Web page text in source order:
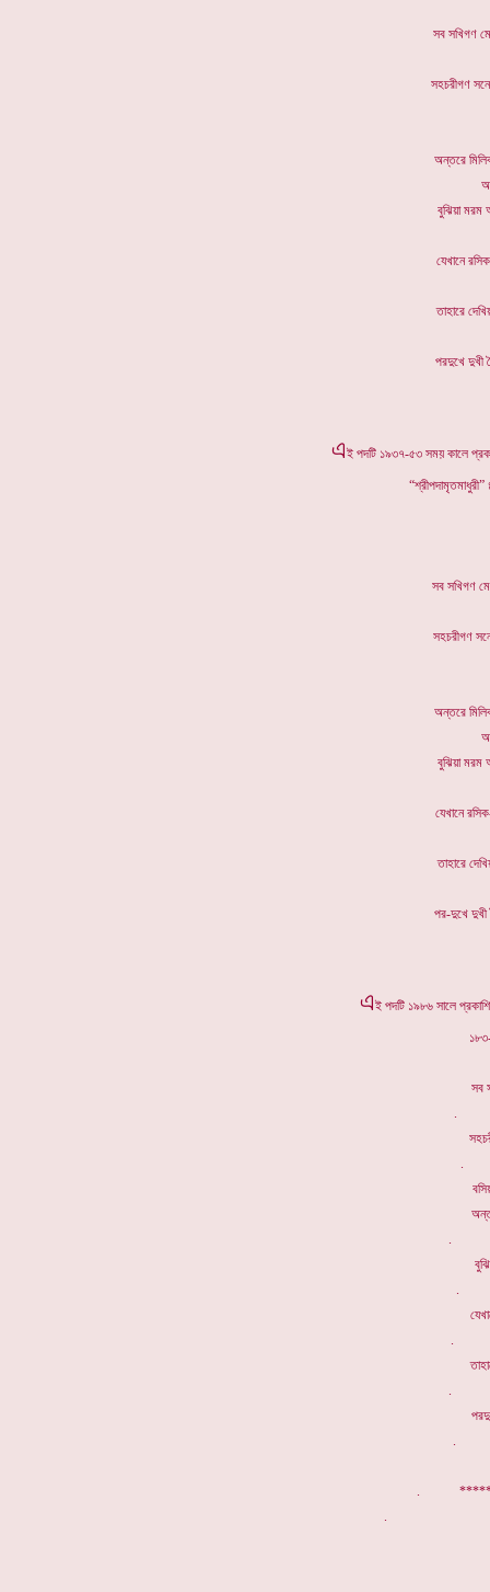
সব
অন্তরে
বুঝিয়া
যেখানে
তাহারে
পরদুখে
এই পদটি ১৯৩৭-৫৩ সময় কালে
সব
অন্তরে
বুঝিয়া
যেখানে
তাহারে
পর-দুখে
এই পদটি ১৯৮৬ সালে
সব
.
.
.
.
.
.
.
.